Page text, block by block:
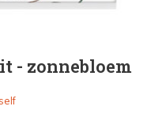
- zonnebloem